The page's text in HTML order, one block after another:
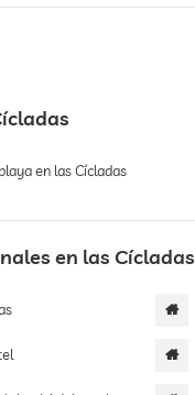
en las Cícladas
en las Cícladas